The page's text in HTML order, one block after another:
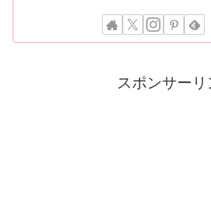
スポンサーリ